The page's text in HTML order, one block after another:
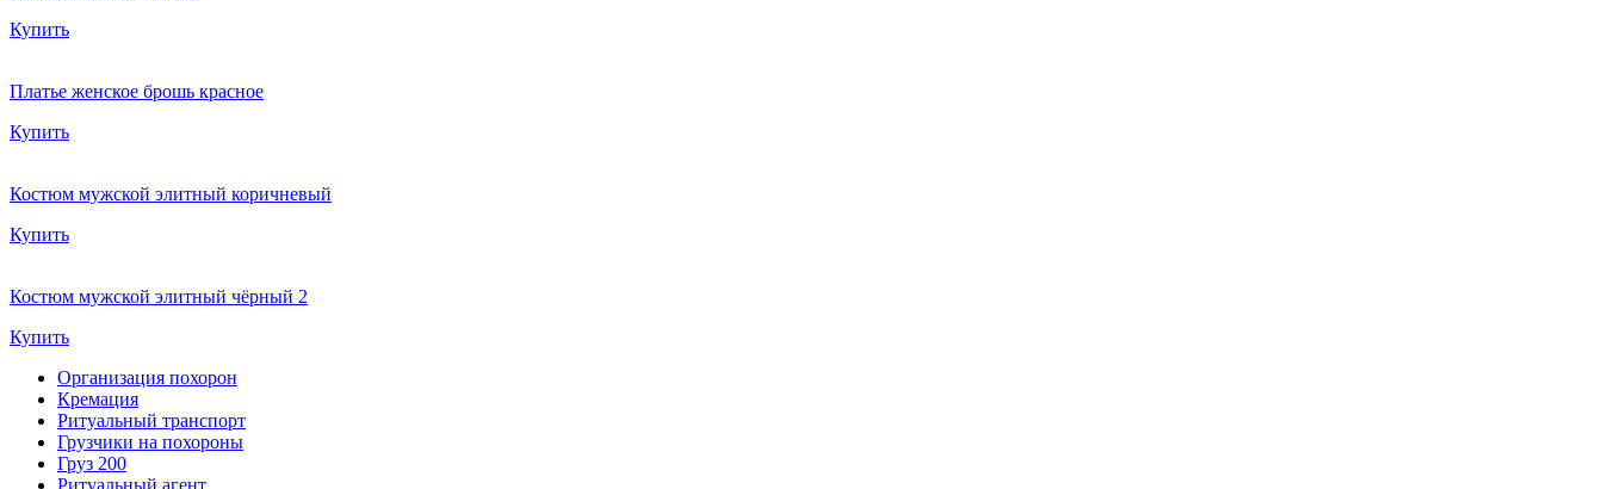
Купить
Платье женское брошь красное
Купить
Костюм мужской элитный коричневый
Купить
Костюм мужской элитный чёрный 2
Купить
Организация похорон
Кремация
Ритуальный транспорт
Грузчики на похороны
Груз 200
Ритуальный агент